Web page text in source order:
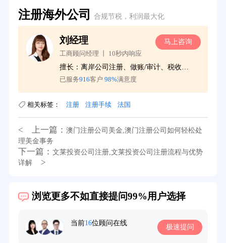
注册海外公司 合规节税，利润最大化
刘经理
工商顾问经理 丨 10秒内响应
已服务916客户 98%满意度
马上咨询
相关标签： 注册 注册手续 法国
< 上一篇： 澳门注册公司美金,澳门注册公司如何轻松处
理美金事务
下一篇： 文莱投资公司注册,文莱投资公司注册流程与优势
详解>
浏览更多不如直接提问99%用户选择
当前16位顾问在线 极速提问
3分钟前用户提问：
6分钟前用户提问：
12分钟前用户提问：香港公司所得税税率是多少？
16分钟前用户提问：萨摩亚注册公司要多久？